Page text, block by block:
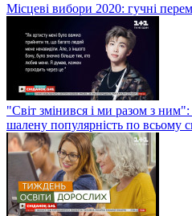
Місцеві вибори 2020: гучні
"Світ змінився і ми разом з
шалену популярність по всьому